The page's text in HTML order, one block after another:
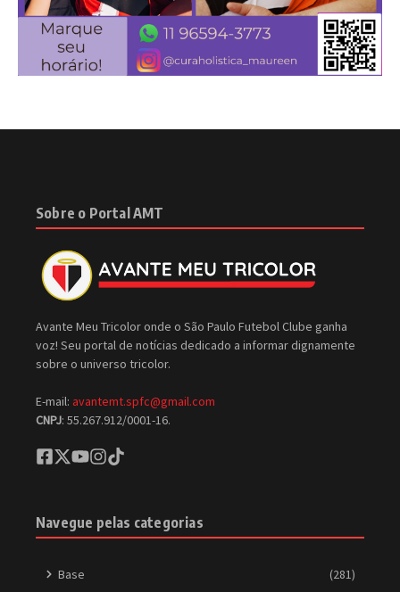
Sobre o Portal AMT
Avante Meu Tricolor onde o São Paulo Futebol Clube ganha
voz! Seu portal de notícias dedicado a informar dignamente
sobre o universo tricolor.
E-mail: avantemt.spfc@gmail.com
CNPJ: 55.267.912/0001-16.
Navegue pelas categorias
Base (281)